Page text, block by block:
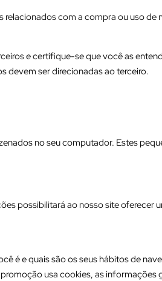
com a compra ou uso
e certifique-se que você as
devem ser direcionadas ao terceiro.
no seu computador. Estes
possibilitará ao nosso site
é e quais são os seus hábitos de
usa cookies, as